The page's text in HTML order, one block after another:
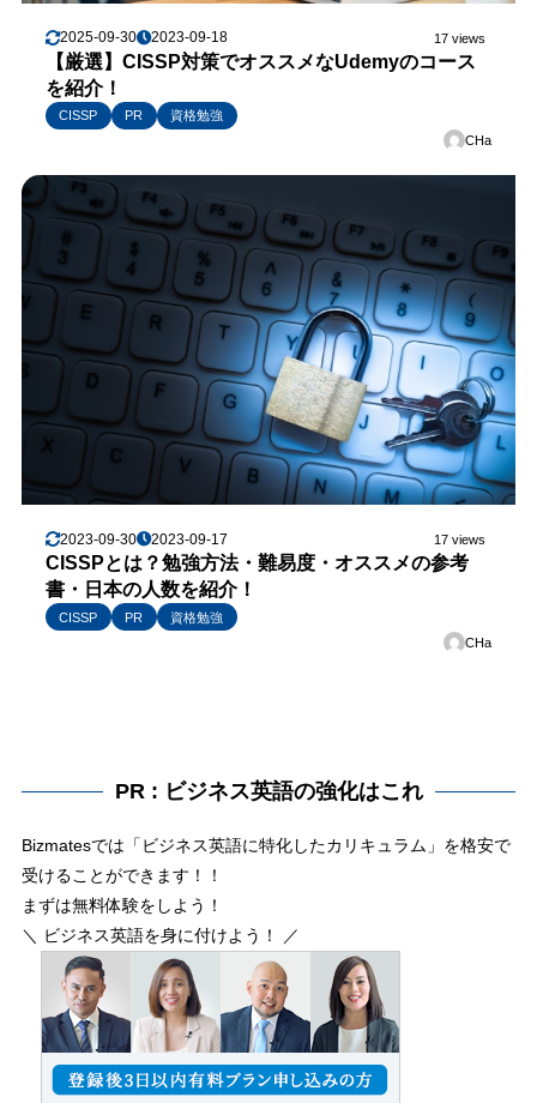
2025-09-30 2023-09-18 17 views
【厳選】CISSP対策でオススメなUdemyのコース
を紹介！
CISSP PR
資格勉強
CHa
2023-09-30 2023-09-17 17 views
CISSPとは？勉強方法・難易度・オススメの参考
書・日本の人数を紹介！
CISSP PR
資格勉強
CHa
PR : ビジネス英語の強化はこれ
Bizmatesでは「ビジネス英語に特化したカリキュラム」を格安で
受けることができます！！
まずは無料体験をしよう！
＼ ビジネス英語を身に付けよう！ ／